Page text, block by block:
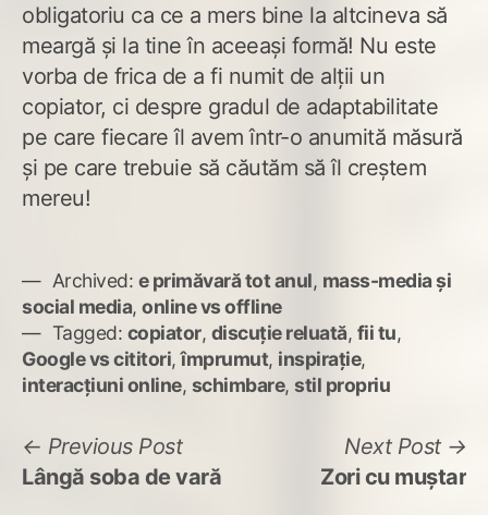
obligatoriu ca ce a mers bine la altcineva să
meargă și la tine în aceeași formă! Nu este
vorba de frica de a fi numit de alții un
copiator, ci despre gradul de adaptabilitate
pe care fiecare îl avem într-o anumită măsură
și pe care trebuie să căutăm să îl creștem
mereu!
Archived: e primăvară tot anul, mass-media și
social media, online vs offline
Tagged: copiator, discuție reluată, fii tu,
Google vs cititori,împrumut, inspirație,
interacțiuni online, schimbare, stil propriu
Navigare
în
Previous PostPrevious
post:
Lângă soba de vară
Next Post
Zori cu muștar